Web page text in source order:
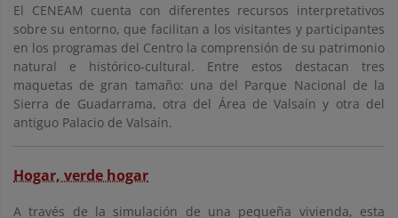
El CENEAM cuenta con diferentes recursos interpretativos
sobre su entorno, que facilitan a los visitantes y participantes
en los programas del Centro la comprensión de su patrimonio
natural e histórico-cultural. Entre estos destacan tres
maquetas de gran tamaño: una del Parque Nacional de la
Sierra de Guadarrama, otra del Área de Valsaín y otra del
antiguo Palacio de Valsaín.
Hogar, verde hogar
A través de la simulación de una pequeña vivienda, esta